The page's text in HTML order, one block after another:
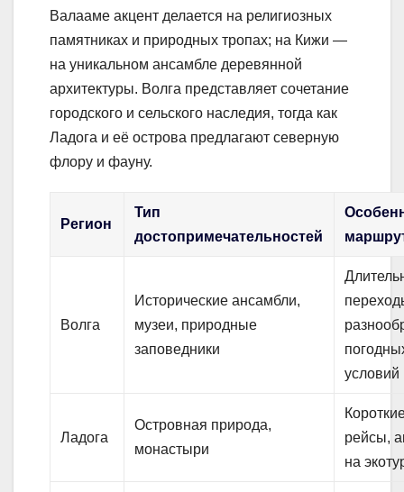
Валааме акцент делается на религиозных
памятниках и природных тропах; на Кижи —
на уникальном ансамбле деревянной
архитектуры. Волга представляет сочетание
городского и сельского наследия, тогда как
Ладога и её острова предлагают северную
флору и фауну.
Регион
Тип
достопримечательностей
Волга
Исторические ансамбли,
музеи, природные
заповедники
условий
Ладога
Островная природа,
монастыри
рейсы,
на